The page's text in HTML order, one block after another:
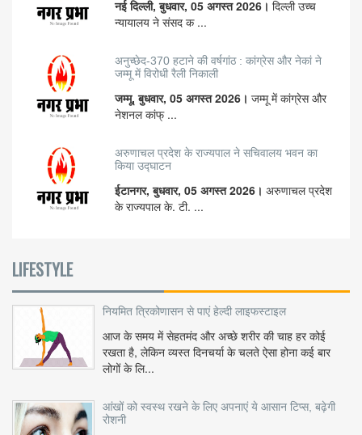
नई दिल्ली, बुधवार, 05 अगस्त 2026। दिल्ली उच्च
न्यायालय ने संसद क ...
अनुच्छेद-370 हटाने की वर्षगांठ : कांग्रेस और नेकां ने
जम्मू में विरोधी रैली निकाली
जम्मू, बुधवार, 05 अगस्त 2026। जम्मू में कांग्रेस और
नेशनल कांफ् ...
अरुणाचल प्रदेश के राज्यपाल ने सचिवालय भवन का
किया उद्घाटन
ईटानगर, बुधवार, 05 अगस्त 2026। अरुणाचल प्रदेश
के राज्यपाल के. टी. ...
LIFESTYLE
नियमित त्रिकोणासन से पाएं हेल्दी लाइफस्टाइल
आज के समय में सेहतमंद और अच्छे शरीर की चाह हर कोई
रखता है, लेकिन व्यस्त दिनचर्या के चलते ऐसा होना कई बार
लोगों के लि...
आंखों को स्वस्थ रखने के लिए अपनाएं ये आसान टिप्स, बढ़ेगी
रोशनी